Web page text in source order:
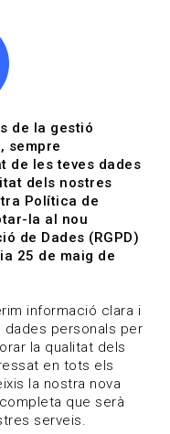
dia
del sector de la
de la gestió
sempre
de les teves dades
dels nostres
Política de
la al nou
de Dades (RGPD)
25 de maig de
informació clara i
personals per
la qualitat dels
en tots els
la nostra nova
que serà
serveis.